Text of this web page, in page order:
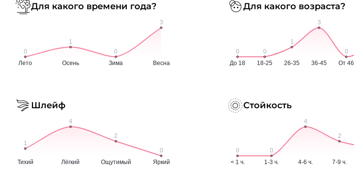
Для какого времени года? Для какого возраста?
Шлейф Стойкость